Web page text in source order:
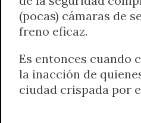
(pocas) cámaras de
freno eficaz.
Es entonces cuando
la inacción de
ciudad crispada por